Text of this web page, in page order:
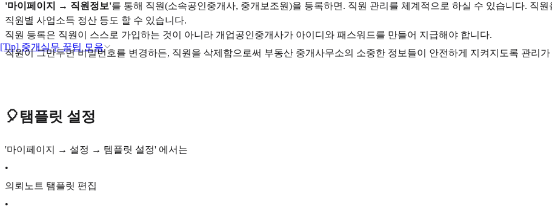
[Tip] 중개실무 꿀팁 모음
'마이페이지 → 직원정보'를 통해 직원(소속공인중개사, 중개보조원)을 등록하면. 직원 관리를 체계적으로 하실 수 있습니다. 직
직원별 사업소득 정산 등도 할 수 있습니다.
직원 등록은 직원이 스스로 가입하는 것이 아니라 개업공인중개사가 아이디와 패스워드를 만들어 지급해야 합니다.
직원이 그만두면 비밀번호를 변경하든, 직원을 삭제함으로써 부동산 중개사무소의 소중한 정보들이 안전하게 지켜지도록 관리
🎈탬플릿 설정
'마이페이지 → 설정 → 템플릿 설정' 에서는
•
의뢰노트 탬플릿 편집
•